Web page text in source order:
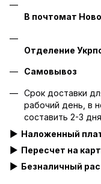
В почтомат
Отделение
Самовывоз
Срок доставки
рабочий день, в
составить 2-3
▶ Наложенный
▶ Пересчет на
▶ Безналичный